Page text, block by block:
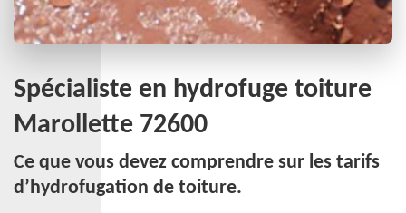
Spécialiste en hydrofuge toiture
Marollette 72600
Ce que vous devez comprendre sur les tarifs
d’hydrofugation de toiture.